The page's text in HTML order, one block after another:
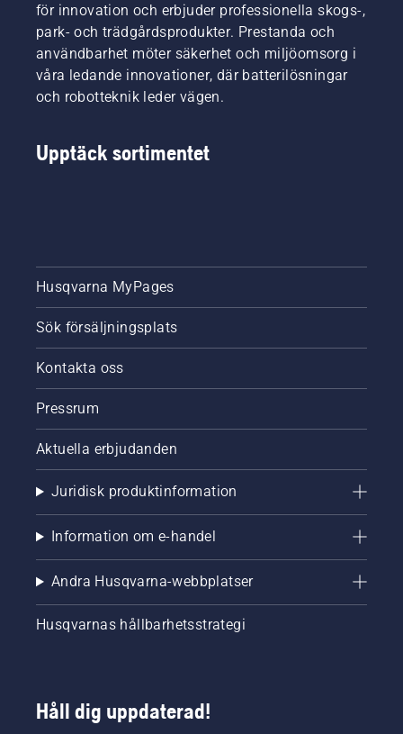
för innovation och erbjuder professionella skogs-,
park- och trädgårdsprodukter. Prestanda och
användbarhet möter säkerhet och miljöomsorg i
våra ledande innovationer, där batterilösningar
och robotteknik leder vägen.
Upptäck sortimentet
Husqvarna MyPages
Sök försäljningsplats
Kontakta oss
Pressrum
Aktuella erbjudanden
Juridisk produktinformation
Information om e-handel
Andra Husqvarna-webbplatser
Husqvarnas hållbarhetsstrategi
Håll dig uppdaterad!